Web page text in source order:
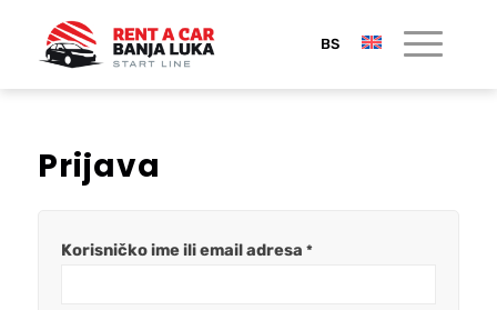
Prijava
Korisničko ime ili email adresa *